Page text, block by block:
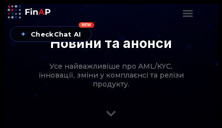
✦ CheckChat AI
NEW
Новини та анонси
Усе найважливіше про AML/KYC,
інновації, зміни у комплаєнсі та релізи
продукту.